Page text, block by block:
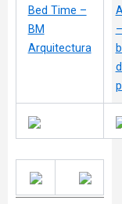
Bed Time –
BM
Arquitectura